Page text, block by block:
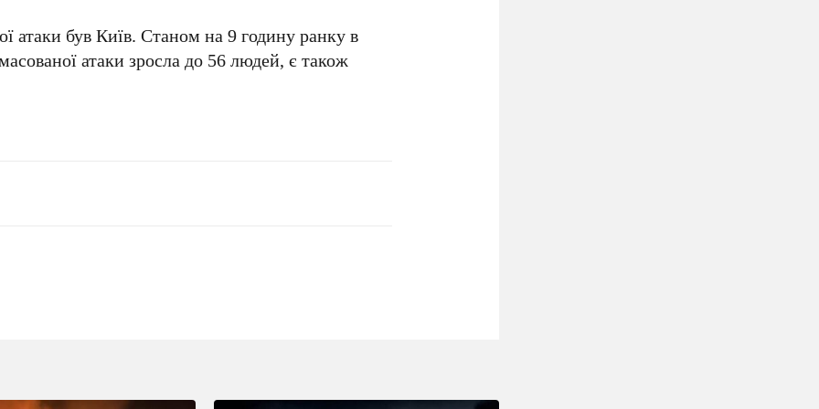
атаки бувКиїв. Станом на9 годину ранкув
атаки зросла до 56 людей, є також